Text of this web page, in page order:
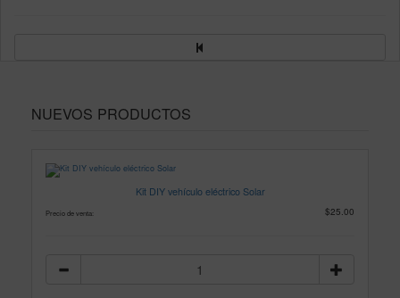
NUEVOS PRODUCTOS
Kit DIY vehículo eléctrico Solar
Precio de venta: $25.00